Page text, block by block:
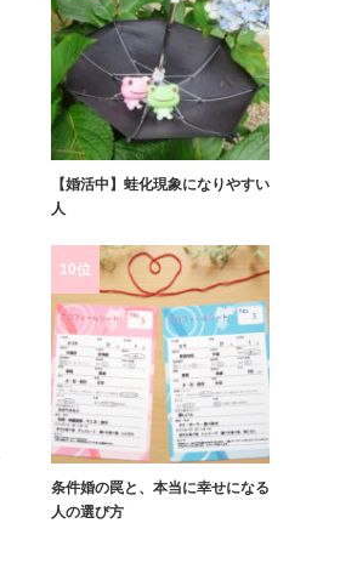
【婚活中】蛙化現象になりやすい
人
10位
条件婚の罠と、本当に幸せになる
人の選び方